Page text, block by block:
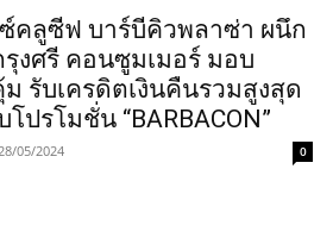
คลูซีฟ บาร์บีคิวพลาซ่า ผนึก
รุงศรี คอนซูมเมอร์ มอบ
รับเครดิตเงินคืนรวมสูงสุด
โปรโมชั่น “BARBACON”
28/05/2024 0